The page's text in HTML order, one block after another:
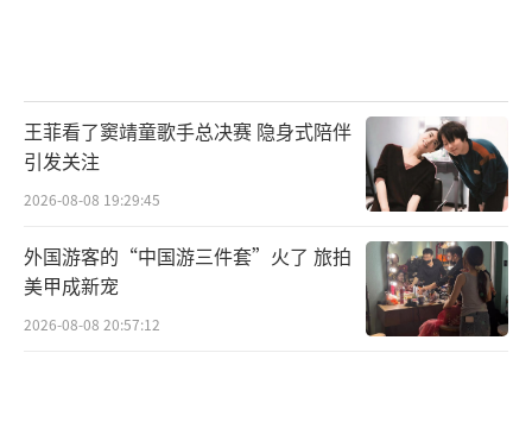
王菲看了窦靖童歌手总决赛 隐身式陪伴
引发关注
2026-08-08 19:29:45
外国游客的“中国游三件套”火了 旅拍
美甲成新宠
2026-08-08 20:57:12